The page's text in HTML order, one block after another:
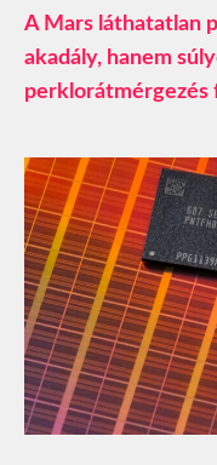
A Mars láthatatlan
akadály, hanem
perklorátmérgezés